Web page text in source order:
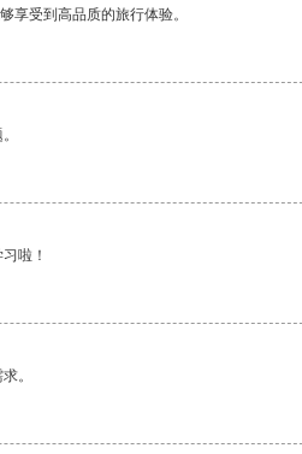
享受到高品质的旅行体验。
啦！
。